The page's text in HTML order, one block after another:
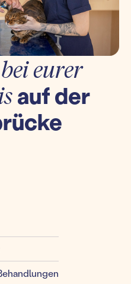
eurer
auf der